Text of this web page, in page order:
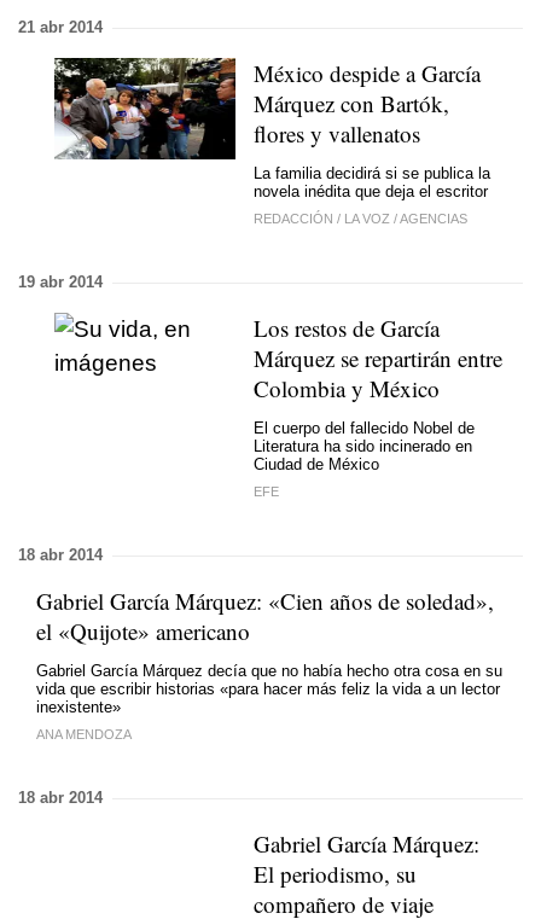
21 abr 2014
México despide a García
Márquez con Bartók,
flores y vallenatos
La familia decidirá si se publica la
novela inédita que deja el escritor
REDACCIÓN / LA VOZ /AGENCIAS
19 abr 2014
Los restos de García
Márquez se repartirán entre
Colombia y México
El cuerpo del fallecido Nobel de
Literatura ha sido incinerado en
Ciudad de México
EFE
18 abr 2014
Gabriel García Márquez: «Cien años de soledad»,
el «Quijote» americano
Gabriel García Márquez decía que no había hecho otra cosa en su
vida que escribir historias «para hacer más feliz la vida a un lector
inexistente»
ANA MENDOZA
18 abr 2014
Gabriel García Márquez:
El periodismo, su
compañero de viaje